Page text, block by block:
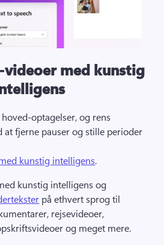
videoer med kunstig
optagelser, og rens
at fjerne pauser og stille perioder
kunstig intelligens.
kunstig intelligens og
på ethvert sprog til
rejsevideoer,
og meget mere.